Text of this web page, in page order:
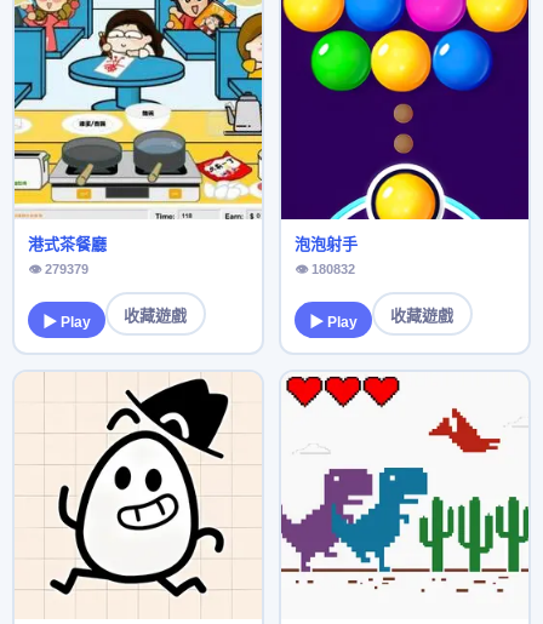
港式茶餐廳
👁 279379
▶ Play 收藏遊戲
泡泡射手
👁 180832
▶ Play 收藏遊戲